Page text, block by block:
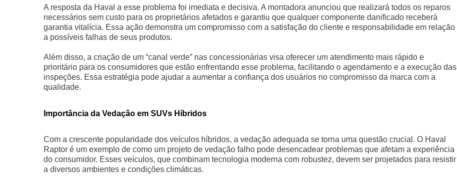
A resposta da Haval a esse problema foi imediata e decisiva. A montadora anunciou que realizará todos os reparos
necessários sem custo para os proprietários afetados e garantiu que qualquer componente danificado receberá
garantia vitalícia. Essa ação demonstra um compromisso com a satisfação do cliente e responsabilidade em relação
a possíveis falhas de seus produtos.
Além disso, a criação de um “canal verde” nas concessionárias visa oferecer um atendimento mais rápido e
prioritário para os consumidores que estão enfrentando esse problema, facilitando o agendamento e a execução das
inspeções. Essa estratégia pode ajudar a aumentar a confiança dos usuários no compromisso da marca com a
qualidade.
Importância da Vedação em SUVs Híbridos
Com a crescente popularidade dos veículos híbridos, a vedação adequada se torna uma questão crucial. O Haval
Raptor é um exemplo de como um projeto de vedação falho pode desencadear problemas que afetam a experiência
do consumidor. Esses veículos, que combinam tecnologia moderna com robustez, devem ser projetados para resistir
a diversos ambientes e condições climáticas.